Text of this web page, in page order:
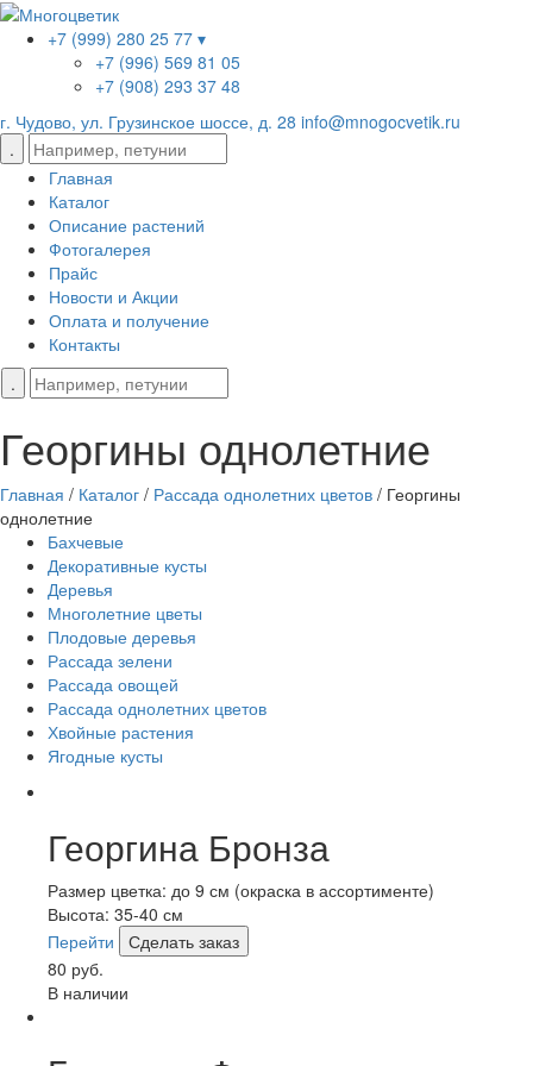
+7 (999) 280 25 77 ▾
+7 (996) 569 81 05
+7 (908) 293 37 48
г. Чудово, ул. Грузинское шоссе, д. 28 info@mnogocvetik.ru
Главная
Каталог
Описание растений
Фотогалерея
Прайс
Новости и Акции
Оплата и получение
Контакты
Георгины однолетние
Главная / Каталог / Рассада однолетних цветов / Георгины
однолетние
Бахчевые
Декоративные кусты
Деревья
Многолетние цветы
Плодовые деревья
Рассада зелени
Рассада овощей
Рассада однолетних цветов
Хвойные растения
Ягодные кусты
Георгина Бронза
Размер цветка: до 9 см (окраска в ассортименте)
Высота: 35-40 см
Перейти
Сделать заказ
80 руб.
В наличии